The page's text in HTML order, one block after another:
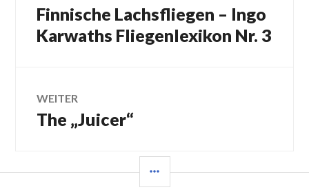
Vorheriger
Beitrag:
Finnische Lachsfliegen – Ingo
Karwaths Fliegenlexikon Nr. 3
WEITER
Nächster
Beitrag:
The „Juicer“